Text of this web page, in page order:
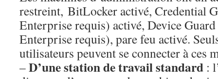
restreint, BitLocker activé, Credential
Enterprise requis) activé, Device
Enterprise requis), pare feu activé.
utilisateurs peuvent se connecter à ces
–D’une station de travail standard :